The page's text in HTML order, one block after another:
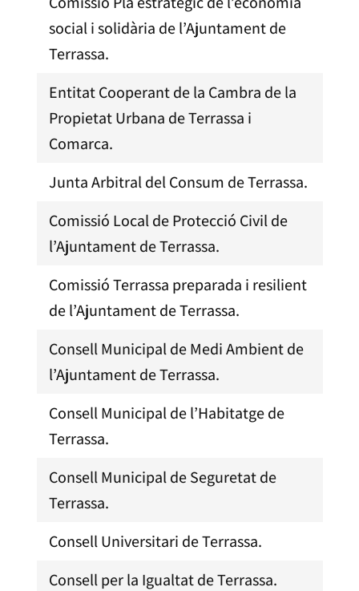
social i solidària de l’Ajuntament de
Terrassa.
Entitat Cooperant de la Cambra de la
Propietat Urbana de Terrassa i
Comarca.
Junta Arbitral del Consum de Terrassa.
Comissió Local de Protecció Civil de
l’Ajuntament de Terrassa.
Comissió Terrassa preparada i resilient
de l’Ajuntament de Terrassa.
Consell Municipal de Medi Ambient de
l’Ajuntament de Terrassa.
Consell Municipal de l’Habitatge de
Terrassa.
Consell Municipal de Seguretat de
Terrassa.
Consell Universitari de Terrassa.
Consell per la Igualtat de Terrassa.